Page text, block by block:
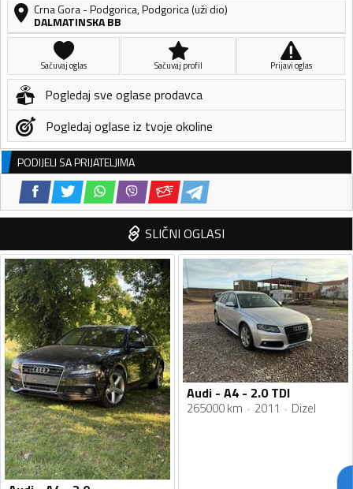
Crna Gora-Podgorica,Podgorica (uži dio)
DALMATINSKA BB
Sačuvaj oglas Sačuvaj profil Prijavi oglas
Pogledaj sve oglase prodavca
Pogledaj oglase iz tvoje okoline
PODIJELI SA PRIJATELJIMA
SLIČNI OGLASI
Audi - A4 - 2.0 TDI
265000 km 2011 Dizel